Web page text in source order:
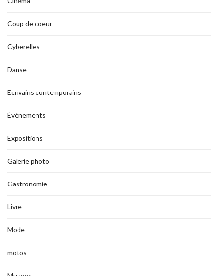
Coup de coeur
Cyberelles
Danse
Ecrivains contemporains
Évènements
Expositions
Galerie photo
Gastronomie
Livre
Mode
motos